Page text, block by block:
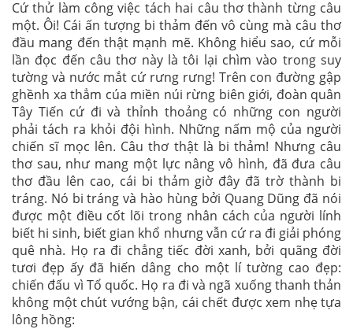
Cứ thử làm công việc tách hai câu thơ thành từng câu
một. Ôi! Cái ấn tượng bi thảm đến vô cùng mà câu thơ
đầu mang đến thật mạnh mẽ. Không hiểu sao, cứ mỗi
lần đọc đến câu thơ này là tôi lại chìm vào trong suy
tường và nước mắt cứ rưng rưng! Trên con đường gập
ghềnh xa thẳm cúa miền núi rừng biên giới, đoàn quân
Tây Tiến cứ đi và thỉnh thoảng có những con người
phải tách ra khỏi đội hình. Những nấm mộ của người
chiến sĩ mọc lên. Câu thơ thật là bi thảm! Nhưng câu
thơ sau, như mang một lực nâng vô hình, đã đưa câu
thơ đầu lên cao, cái bi thảm giờ đây đã trờ thành bi
tráng. Nó bi tráng và hào hùng bởi Quang Dũng đã nói
được một điều cốt lõi trong nhân cách của người lính
biết hi sinh, biết gian khổ nhưng vẫn cứ ra đi giải phóng
quê nhà. Họ ra đi chẳng tiếc đời xanh, bởi quãng đời
tươi đẹp ấy đã hiến dâng cho một lí tường cao đẹp:
chiến đấu vì Tổ quốc. Họ ra đi và ngã xuống thanh thản
không một chút vướng bận, cái chết được xem nhẹ tựa
lông hồng: